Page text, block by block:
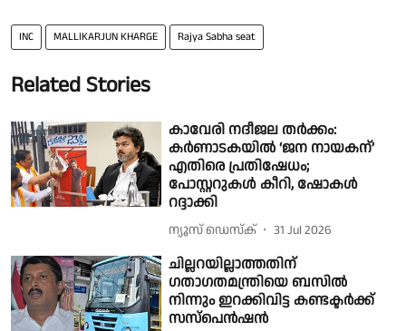
INC MALLIKARJUN KHARGE Rajya Sabha seat
Related Stories
കാവേരി നദീജല തർക്കം:
കർണാടകയിൽ ‘ജന നായകന്’
എതിരെ പ്രതിഷേധം;
പോസ്റ്ററുകൾ കീറി, ഷോകൾ
റദ്ദാക്കി
ന്യൂസ് ഡെസ്ക് 31 Jul 2026
ചില്ലറയില്ലാത്തതിന്
ഗതാഗതമന്ത്രിയെ ബസിൽ
നിന്നും ഇറക്കിവിട്ട കണ്ടക്ടർക്ക്
സസ്പെൻഷൻ